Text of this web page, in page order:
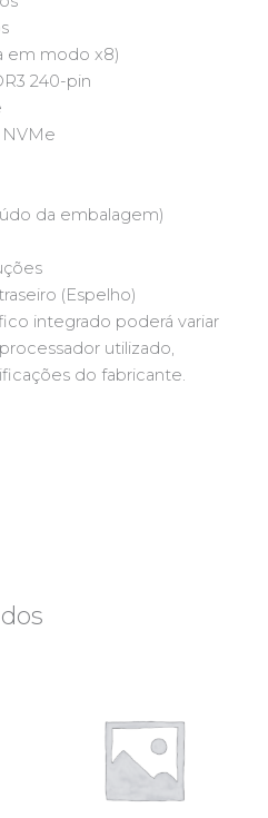
em modo x8)
240-pin
NVMe
da embalagem)
(Espelho)
integrado poderá variar
utilizado,
do fabricante.